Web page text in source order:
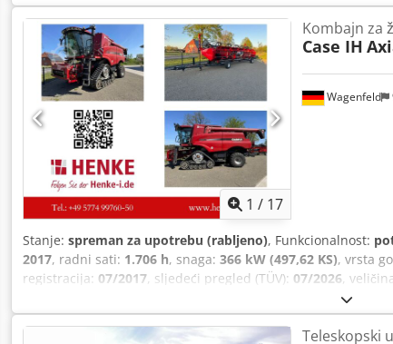
1 / 17
Wagenfeld
Kombajn za
Case IH
Stanje: spreman za upotrebu (rabljeno), Funkcionalnost:
2017, radni sati: 1.706 h, snaga: 366 kW (497,62 KS), vrsta
registracija: 07/2017, sljedeći pregled (TÜV): 07/2026,
kabina, klima uređaj,
ovlaštene osobe nudimo sljedeći rabljeni artikl na prodaju:
šasije: YHG233775 Uzdužno postavljen ST-rotor Varijanta
Teleskopski